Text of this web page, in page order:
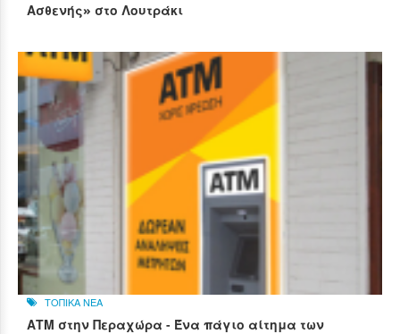
Ασθενής» στο Λουτράκι
ΤΟΠΙΚΑ ΝΕΑ
ΑΤΜ στην Περαχώρα - Ένα πάγιο αίτημα των